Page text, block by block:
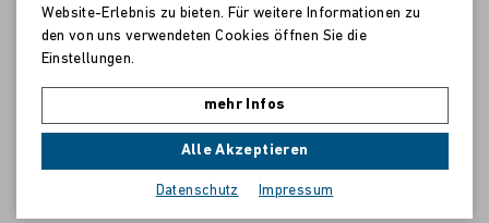
Website-Erlebnis zu bieten. Für weitere Informationen zu
den von uns verwendeten Cookies öffnen Sie die
Einstellungen.
mehr Infos
Alle Akzeptieren
Datenschutz Impressum